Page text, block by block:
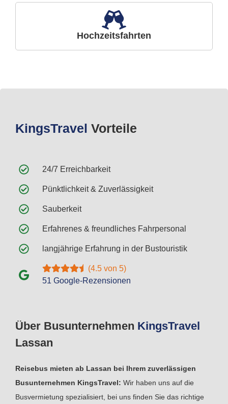
Hochzeitsfahrten
Über Busunternehmen KingsTravel
Lassan
Reisebus mieten ab Lassan bei Ihrem zuverlässigen
Busunternehmen KingsTravel: Wir haben uns auf die
Busvermietung spezialisiert, bei uns finden Sie das richtige
KingsTravel Vorteile
24/7 Erreichbarkeit
Pünktlichkeit & Zuverlässigkeit
Sauberkeit
Erfahrenes & freundliches Fahrpersonal
langjährige Erfahrung in der Bustouristik
(4.5 von 5)
51 Google-Rezensionen